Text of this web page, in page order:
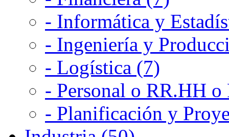
- Informática y
- Ingeniería y
- Logística (7)
- Personal o RR.HH
- Planificación y